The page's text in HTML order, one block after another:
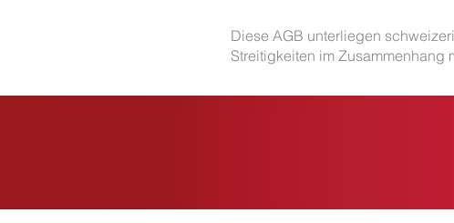
Diese AGB unterliegen
Streitigkeiten im